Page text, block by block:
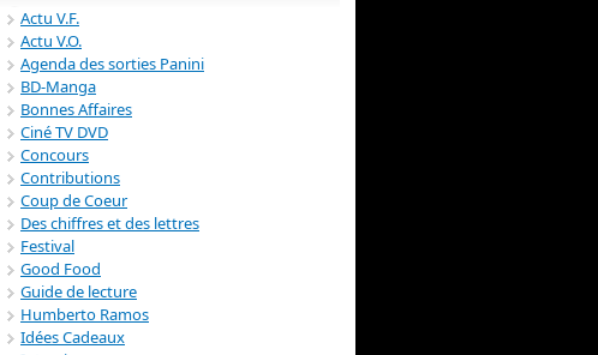
Actu V.F.
Actu V.O.
Agenda des sorties Panini
BD-Manga
Bonnes Affaires
Ciné TV DVD
Concours
Contributions
Coup de Coeur
Des chiffres et des lettres
Festival
Good Food
Guide de lecture
Humberto Ramos
Idées Cadeaux